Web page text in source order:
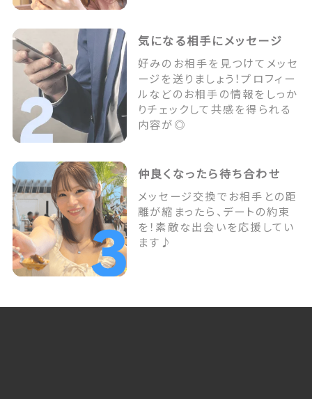
気になる相手にメッセージ
好みのお相手を見つけてメッセ
ージを送りましょう！プロフィー
ルなどのお相手の情報をしっか
りチェックして共感を得られる
内容が◎
仲良くなったら待ち合わせ
メッセージ交換でお相手との距
離が縮まったら、デートの約束
を！素敵な出会いを応援してい
ます♪